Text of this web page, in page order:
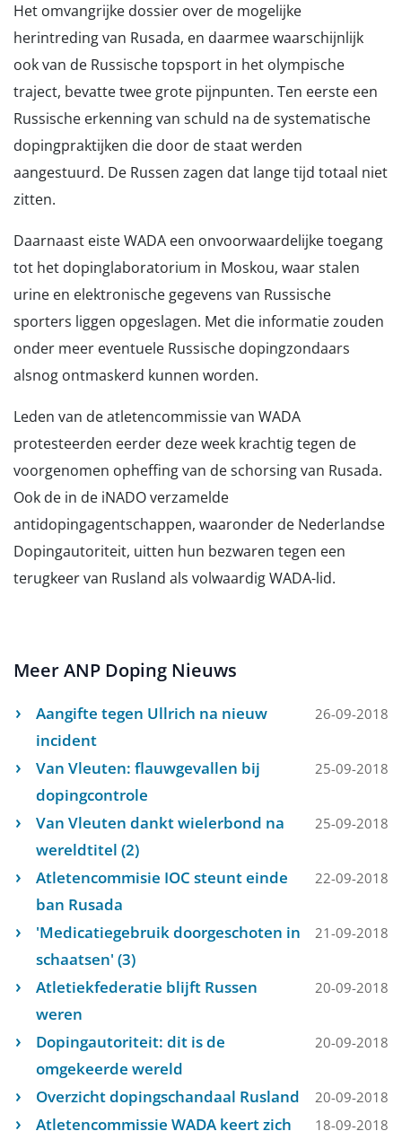
Het omvangrijke dossier over de mogelijke
herintreding van Rusada, en daarmee waarschijnlijk
ook van de Russische topsport in het olympische
traject, bevatte twee grote pijnpunten. Ten eerste een
Russische erkenning van schuld na de systematische
dopingpraktijken die door de staat werden
aangestuurd. De Russen zagen dat lange tijd totaal niet
zitten.
Daarnaast eiste WADA een onvoorwaardelijke toegang
tot het dopinglaboratorium in Moskou, waar stalen
urine en elektronische gegevens van Russische
sporters liggen opgeslagen. Met die informatie zouden
onder meer eventuele Russische dopingzondaars
alsnog ontmaskerd kunnen worden.
Leden van de atletencommissie van WADA
protesteerden eerder deze week krachtig tegen de
voorgenomen opheffing van de schorsing van Rusada.
Ook de in de iNADO verzamelde
antidopingagentschappen, waaronder de Nederlandse
Dopingautoriteit, uitten hun bezwaren tegen een
terugkeer van Rusland als volwaardig WADA-lid.
Meer ANP Doping Nieuws
Aangifte tegen Ullrich na nieuw
incident
26-09-2018
Van Vleuten: flauwgevallen bij
dopingcontrole
25-09-2018
Van Vleuten dankt wielerbond na
wereldtitel (2)
25-09-2018
Atletencommisie IOC steunt einde
ban Rusada
22-09-2018
'Medicatiegebruik doorgeschoten in
schaatsen' (3)
21-09-2018
Atletiekfederatie blijft Russen
weren
20-09-2018
Dopingautoriteit: dit is de
omgekeerde wereld
20-09-2018
Overzicht dopingschandaal Rusland 20-09-2018
Atletencommissie WADA keert zich
18-09-2018